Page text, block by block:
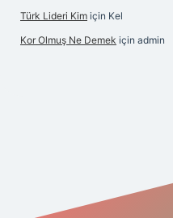
Türk Lideri Kim için Kel
Kor Olmuş Ne Demek için admin